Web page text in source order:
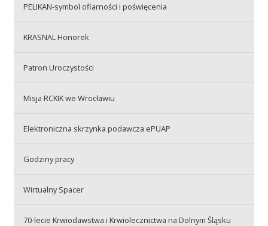
Praca
BIP
RODO
PELIKAN-symbol ofiarności i poświęcenia
KRASNAL Honorek
Patron Uroczystości
Misja RCKIK we Wrocławiu
Elektroniczna skrzynka podawcza ePUAP
Godziny pracy
Wirtualny Spacer
70-lecie Krwiodawstwa i Krwiolecznictwa na Dolnym Śląsku